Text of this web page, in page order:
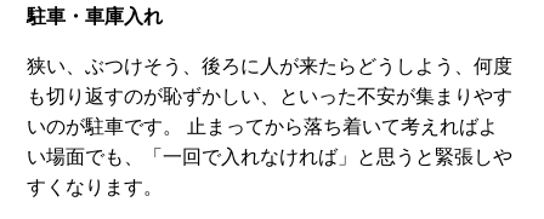
駐車・車庫入れ
狭い、ぶつけそう、後ろに人が来たらどうしよう、何度
も切り返すのが恥ずかしい、といった不安が集まりやす
いのが駐車です。 止まってから落ち着いて考えればよ
い場面でも、「一回で入れなければ」と思うと緊張しや
すくなります。